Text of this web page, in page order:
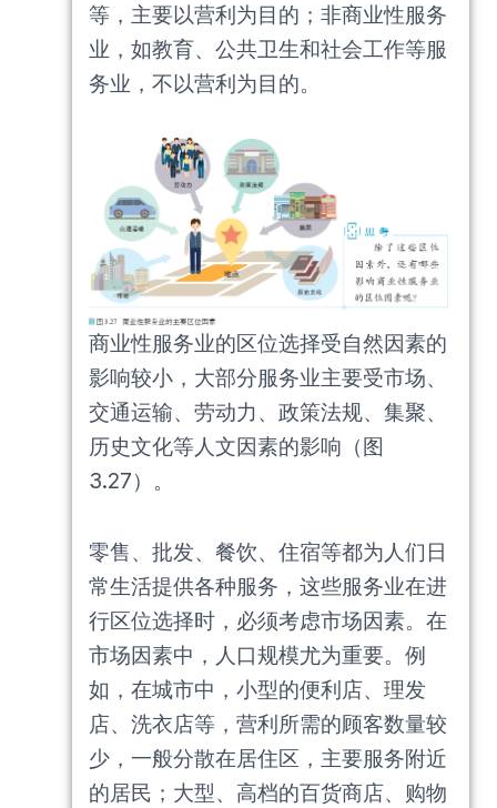
等，主要以营利为目的；非商业性服务
业，如教育、公共卫生和社会工作等服
务业，不以营利为目的。
商业性服务业的区位选择受自然因素的
影响较小，大部分服务业主要受市场、
交通运输、劳动力、政策法规、集聚、
历史文化等人文因素的影响（图
3.27）。
零售、批发、餐饮、住宿等都为人们日
常生活提供各种服务，这些服务业在进
行区位选择时，必须考虑市场因素。在
市场因素中，人口规模尤为重要。例
如，在城市中，小型的便利店、理发
店、洗衣店等，营利所需的顾客数量较
少，一般分散在居住区，主要服务附近
的居民；大型、高档的百货商店、购物